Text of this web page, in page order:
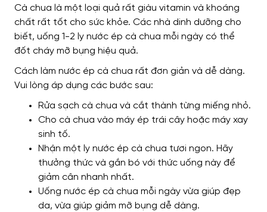
Cà chua là một loại quả rất giàu vitamin và khoáng
chất rất tốt cho sức khỏe. Các nhà dinh dưỡng cho
biết, uống 1-2 ly nước ép cà chua mỗi ngày có thể
đốt cháy mỡ bụng hiệu quả.
Cách làm nước ép cà chua rất đơn giản và dễ dàng.
Vui lòng áp dụng các bước sau:
Rửa sạch cà chua và cắt thành từng miếng nhỏ.
Cho cà chua vào máy ép trái cây hoặc máy xay
sinh tố.
Nhận một ly nước ép cà chua tươi ngon. Hãy
thưởng thức và gắn bó với thức uống này để
giảm cân nhanh nhất.
Uống nước ép cà chua mỗi ngày vừa giúp đẹp
da, vừa giúp giảm mỡ bụng dễ dàng.